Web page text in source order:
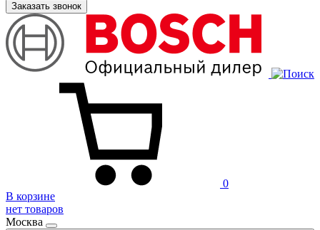
Заказать звонок
0
В корзине
нет товаров
Москва